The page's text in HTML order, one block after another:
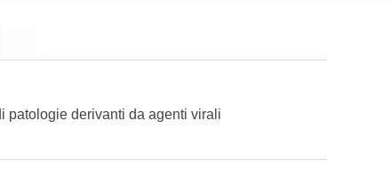
patologie derivanti da agenti virali